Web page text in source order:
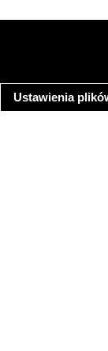
Ustawienia